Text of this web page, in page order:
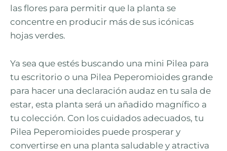
las flores para permitir que la planta se
concentre en producir más de sus icónicas
hojas verdes.
Ya sea que estés buscando una mini Pilea para
tu escritorio o una Pilea Peperomioides grande
para hacer una declaración audaz en tu sala de
estar, esta planta será un añadido magnífico a
tu colección. Con los cuidados adecuados, tu
Pilea Peperomioides puede prosperar y
convertirse en una planta saludable y atractiva